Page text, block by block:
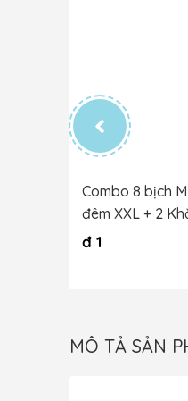
Combo 8 bịch
đêm XXL + 2
đ 1
MÔ TẢ SẢN